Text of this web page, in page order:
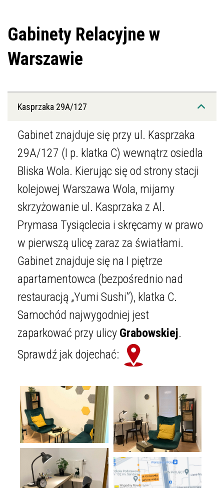
Gabinety Relacyjne w
Warszawie
Kasprzaka 29A/127
Gabinet znajduje się przy ul. Kasprzaka
29A/127 (I p. klatka C) wewnątrz osiedla
Bliska Wola. Kierując się od strony stacji
kolejowej Warszawa Wola, mijamy
skrzyżowanie ul. Kasprzaka z Al.
Prymasa Tysiąclecia i skręcamy w prawo
w pierwszą ulicę zaraz za światłami.
Gabinet znajduje się na I piętrze
apartamentowca (bezpośrednio nad
restauracją „Yumi Sushi”), klatka C.
Samochód najwygodniej jest
zaparkować przy ulicy Grabowskiej.
Sprawdź jak dojechać: